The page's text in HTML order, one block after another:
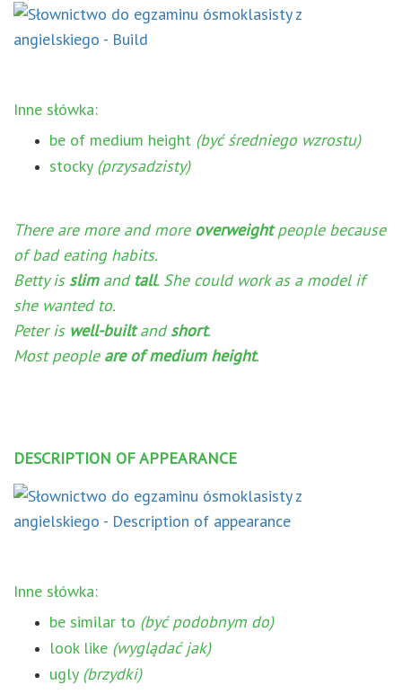
Inne słówka:
be of medium height (być średniego wzrostu)
stocky (przysadzisty)
There are more and more overweightpeople because
of bad eating habits.
Betty is slimand tall. She could work as a model if
she wanted to.
Peter is well-builtandshort.
Most people are of medium height.
DESCRIPTION OF APPEARANCE
Inne słówka:
be similar to (być podobnym do)
look like (wyglądać jak)
ugly (brzydki)